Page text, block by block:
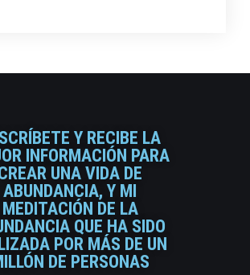
Y RECIBE LA
INFORMACIÓN PARA
UNA VIDA DE
ABUNDANCIA, Y MI
MEDITACIÓN DE LA
QUE HA SIDO
POR MÁS DE UN
DE PERSONAS